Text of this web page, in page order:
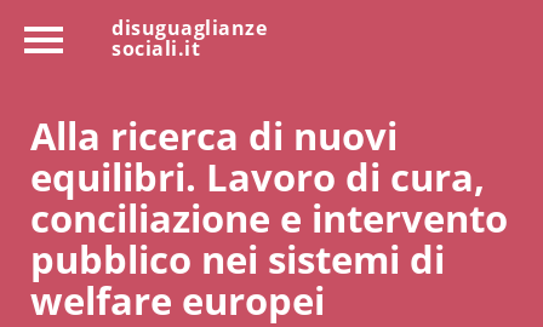
disuguaglianze
sociali.it
Alla ricerca di nuovi
equilibri. Lavoro di cura,
conciliazione e intervento
pubblico nei sistemi di
welfare europei